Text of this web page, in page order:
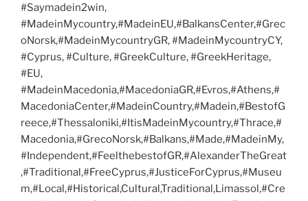
#Saymadein2win,
#MadeinMycountry,#MadeinEU,#BalkansCenter,#Grec
oNorsk,#MadeinMycountryGR, #MadeinMycountryCY,
#Cyprus, #Culture, #GreekCulture, #GreekHeritage,
#EU,
#MadeinMacedonia,#MacedoniaGR,#Evros,#Athens,#
MacedoniaCenter,#MadeinCountry,#Madein,#BestofG
reece,#Thessaloniki,#ItisMadeinMycountry,#Thrace,#
Macedonia,#GrecoNorsk,#Balkans,#Made,#MadeinMy,
#Independent,#FeelthebestofGR,#AlexanderTheGreat
,#Traditional,#FreeCyprus,#JusticeForCyprus,#Museu
m,#Local,#Historical,Cultural,Traditional,Limassol,#Cre